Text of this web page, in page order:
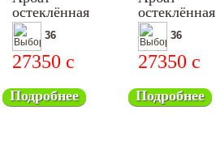
остеклённая
36
27350 c
Подробнее
остеклённая
36
27350 c
Подробнее